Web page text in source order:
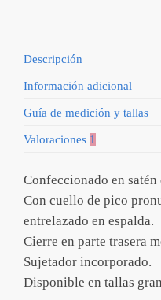
Descripción
Información adicional
Guía de medición y tallas
Valoraciones 1
Confeccionado en satén
Con cuello de pico
entrelazado en espalda.
Cierre en parte trasera
Sujetador incorporado.
Disponible en tallas